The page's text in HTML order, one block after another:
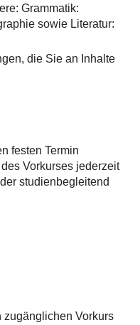
Grammatik:
sowie Literatur:
die Sie an Inhalte
festen Termin
Vorkurses jederzeit
studienbegleitend
zugänglichen Vorkurs